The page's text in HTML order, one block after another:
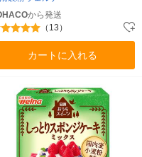
から発送
（13）
カートに入れる